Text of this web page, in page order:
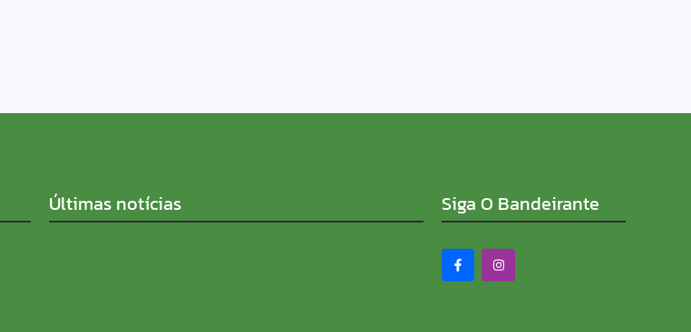
Últimas notícias Siga O Bandeirante